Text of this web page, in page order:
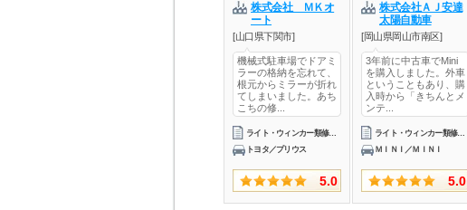
株式会社 ＭＫオ
ート
[山口県下関市]
機械式駐車場でドアミ
ラーの格納を忘れて、
根元からミラーが折れ
てしまいました。あち
こちの修...
ライト・ウィンカー類修理・整備
トヨタ／プリウス
5.0
株式会社ＡＪ安達
太陽自動車
[岡山県岡山市南区]
3年前に中古車でMini
を購入しました。外車
ということもあり、購
入時から「きちんとメ
ンテ...
ライト・ウィンカー類修理・整備
ＭＩＮＩ／ＭＩＮＩ
5.0